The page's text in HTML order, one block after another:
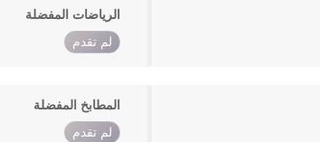
الرياضات المفضلة
لم تقدم
المطابخ المفضلة
لم تقدم